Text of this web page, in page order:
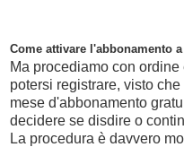
Come attivare l'abbonamento
Ma procediamo con
potersi registrare, visto
mese d'abbonamento
decidere se disdire o
La procedura è davvero